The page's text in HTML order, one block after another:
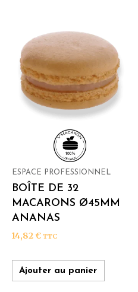
ESPACE PROFESSIONNEL
BOÎTE DE 32
MACARONS Ø45MM
ANANAS
14,82 € TTC
Ajouter au panier